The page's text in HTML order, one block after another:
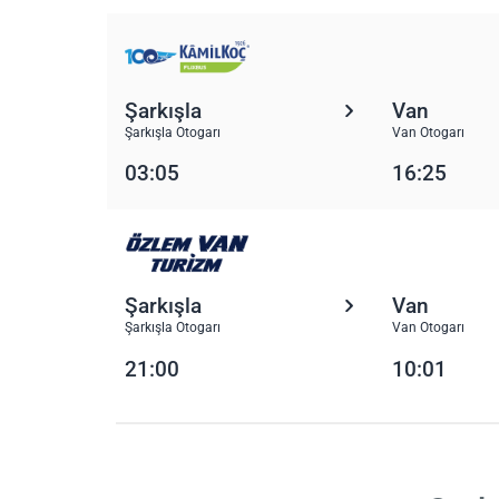
Şarkışla
Şarkışla Otogarı
Van
Van Otogarı
03:05 16:25
Şarkışla
Şarkışla Otogarı
Van
Van Otogarı
21:00 10:01